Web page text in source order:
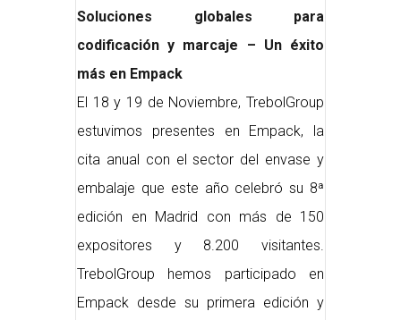
Soluciones globales para
codificación y marcaje – Un éxito
más en Empack
El 18 y 19 de Noviembre, TrebolGroup
estuvimos presentes en Empack, la
cita anual con el sector del envase y
embalaje que este año celebró su 8ª
edición en Madrid con más de 150
expositores y 8.200 visitantes.
TrebolGroup hemos participado en
Empack desde su primera edición y